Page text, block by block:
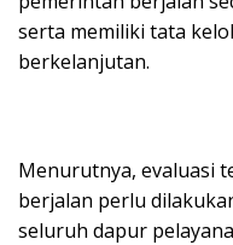
serta memiliki tata
berkelanjutan.
Menurutnya, evaluasi
berjalan perlu
seluruh dapur